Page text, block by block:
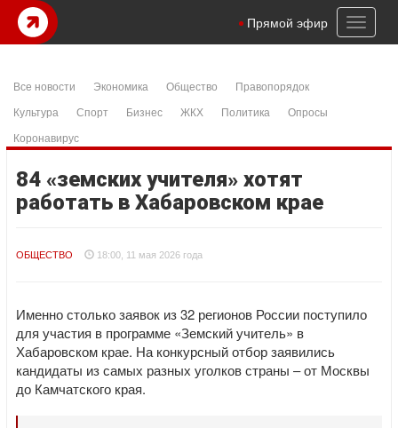
Toggle
Прямой эфир
Все новости Экономика Общество
Правопорядок
Культура
Спорт Бизнес ЖКХ Политика
Опросы
Коронавирус
84 «земских учителя» хотят
работать в Хабаровском крае
ОБЩЕСТВО 18:00, 11 мая 2026 года
Именно столько заявок из 32 регионов России поступило
для участия в программе «Земский учитель» в
Хабаровском крае. На конкурсный отбор заявились
кандидаты из самых разных уголков страны – от Москвы
до Камчатского края.